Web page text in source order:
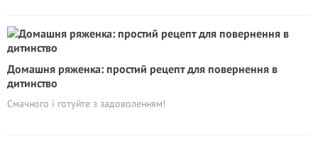
Домашня ряженка: простий рецепт для повернення в
дитинство
Смачного і готуйте з задоволенням!